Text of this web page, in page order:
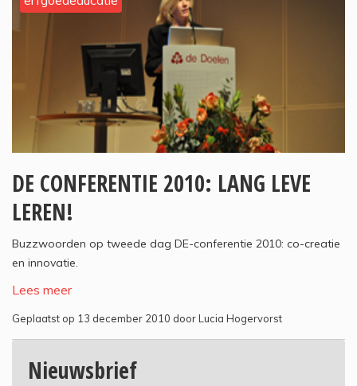
DE CONFERENTIE 2010: LANG LEVE
LEREN!
Buzzwoorden op tweede dag DE-conferentie 2010: co-creatie
en innovatie.
Lees meer
Geplaatst op 13 december 2010 door Lucia Hogervorst
Nieuwsbrief